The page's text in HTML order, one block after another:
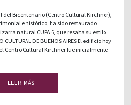
del Bicentenario (Centro Cultural Kirchner),
e histórico, ha sido restaurado
natural CUPA 6, que resalta su estilo
DE BUENOS AIRES El edificio hoy
Centro Cultural Kirchner fue inicialmente
LEER MÁS